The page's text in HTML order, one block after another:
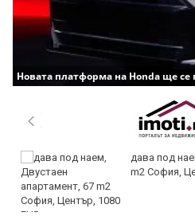
Новата платформа на Honda ще
дава под
m2 София,